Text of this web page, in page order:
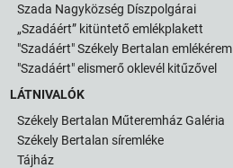
Szada Nagyközség Díszpolgárai
„Szadáért” kitüntető emlékplakett
"Szadáért" Székely Bertalan emlékérem
"Szadáért" elismerő oklevél kitűzővel
LÁTNIVALÓK
Székely Bertalan Műteremház Galéria
Székely Bertalan síremléke
Tájház